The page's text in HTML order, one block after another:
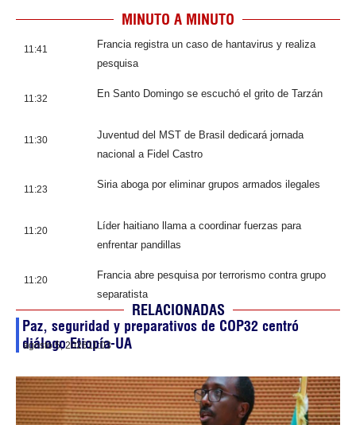
MINUTO A MINUTO
11:41
Francia registra un caso de hantavirus y realiza
pesquisa
11:32 En Santo Domingo se escuchó el grito de Tarzán
11:30
Juventud del MST de Brasil dedicará jornada
nacional a Fidel Castro
11:23 Siria aboga por eliminar grupos armados ilegales
11:20
Líder haitiano llama a coordinar fuerzas para
enfrentar pandillas
11:20
Francia abre pesquisa por terrorismo contra grupo
separatista
RELACIONADAS
Paz, seguridad y preparativos de COP32 centró
diálogo Etiopía-UA
agosto 5, 202611:03